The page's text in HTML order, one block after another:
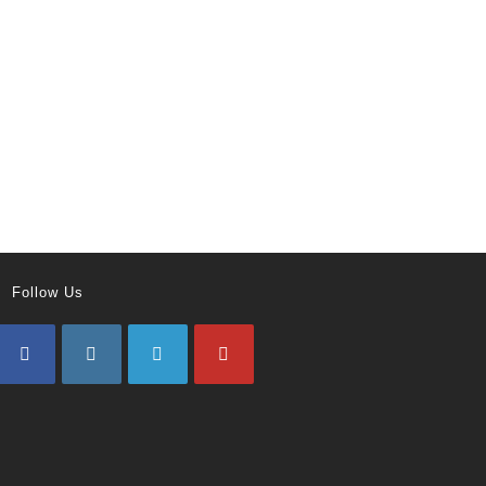
Follow Us